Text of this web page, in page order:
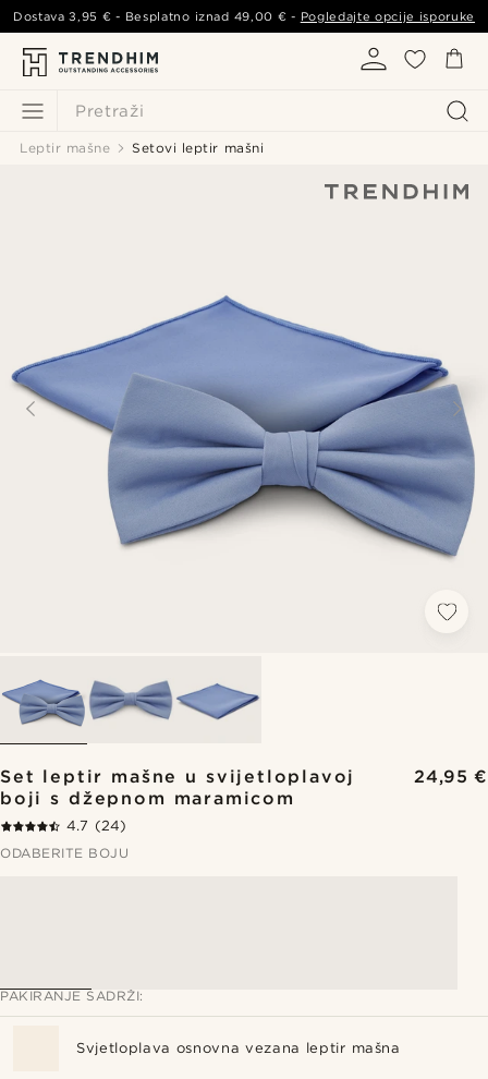
Pretraži
Dostava3,95 € - Besplatno iznad 49,00 € - Pogledajte opcije isporuke
Leptir mašne Setovi leptir mašni
Set leptir mašne u svijetloplavoj
boji s džepnom maramicom
24,95 €
4.7 (24)
ODABERITE BOJU
PAKIRANJE SADRŽI:
Svjetloplava osnovna vezana leptir mašna